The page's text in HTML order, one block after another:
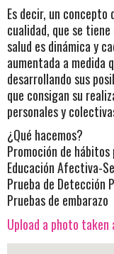
Es decir, un concepto
cualidad, que se
salud es dinámica y
aumentada a medida
desarrollando sus
que consigan su
personales y
¿Qué hacemos?
Promoción de
Educación Afectiva-
Prueba de Detección
Pruebas de embarazo
Upload a photo